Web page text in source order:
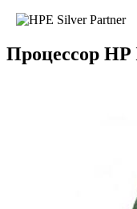
Процессор HP